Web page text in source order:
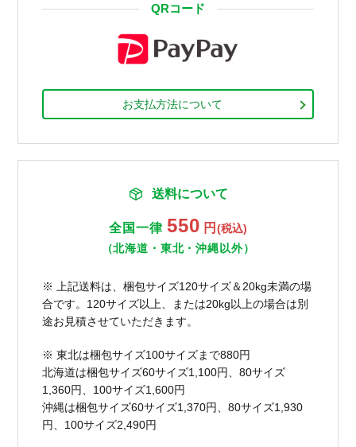
QRコード
お支払方法について
送料について
全国一律 550 円 (税込)
（北海道・東北・沖縄以外）
※ 上記送料は、梱包サイズ120サイズ＆20kg未満の場
合です。120サイズ以上、または20kg以上の場合は別
途お見積させていただきます。
※ 東北は梱包サイズ100サイズまで880円
北海道は梱包サイズ60サイズ1,100円、80サイズ
1,360円、100サイズ1,600円
沖縄は梱包サイズ60サイズ1,370円、80サイズ1,930
円、100サイズ2,490円